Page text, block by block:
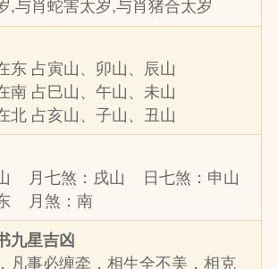
,与肖蛇害太岁,与肖猪合太岁
东 占寅山、卯山、辰山
南 占巳山、午山、未山
北 占亥山、子山、丑山
月七煞：戌山 日七煞：申山
月煞：南
九星吉凶
凡事必缠牵，相生全不美，相克